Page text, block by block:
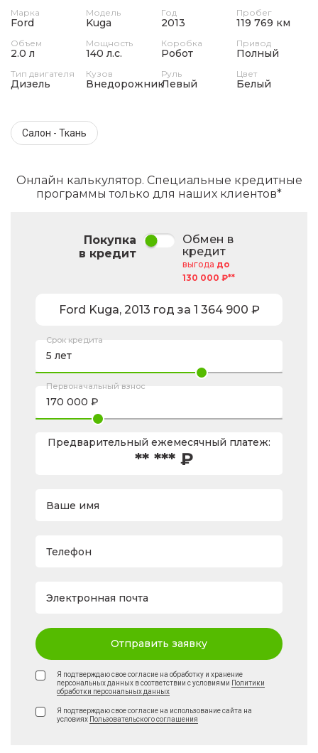
Марка
Ford
Модель
Kuga
Год
2013
Пробег
119 769 км
Объем
2.0 л
Мощность
140 л.с.
Коробка
Робот
Привод
Полный
Тип двигателя
Дизель
Кузов
Внедорожник
Руль
Левый
Цвет
Белый
Салон - Ткань
Онлайн калькулятор. Специальные кредитные
программы только для наших клиентов*
Покупка
в кредит
Обмен в
кредит
выгода до
130 000 ₽**
Ford Kuga, 2013 год за 1 364 900 ₽
Срок кредита
Первоначальный взнос
Предварительный ежемесячный платеж:
** *** ₽
Ваше имя
Телефон
Электронная почта
Отправить заявку
Я подтверждаю свое согласие на обработку и хранение
персональных данных в соответствии с условиями Политики
обработки персональных данных
Я подтверждаю свое согласие на использование сайта на
условиях Пользовательского соглашения